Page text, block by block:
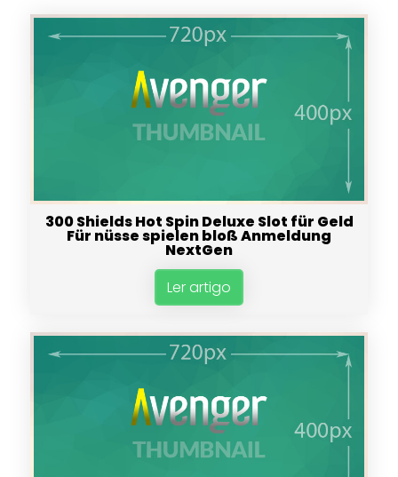
300 Shields Hot Spin Deluxe Slot für Geld
Für nüsse spielen bloß Anmeldung
NextGen
Ler artigo